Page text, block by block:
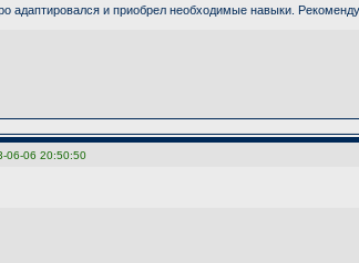
адаптировался и приобрел необходимые навыки.
06-06 20:50:50